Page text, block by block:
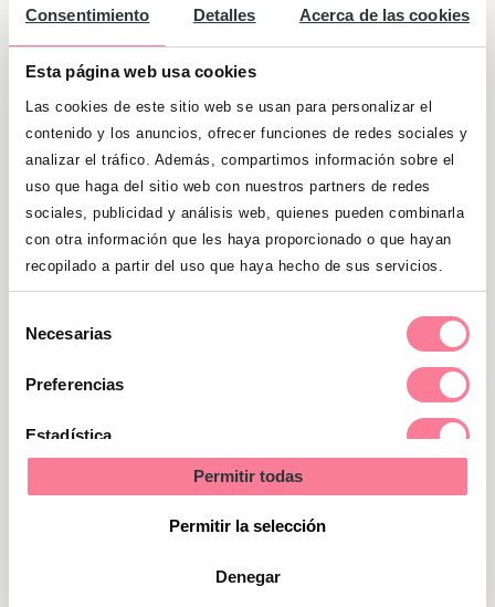
Consentimiento Detalles Acerca de las cookies
Esta página web usa cookies
Las cookies de este sitio web se usan para personalizar el
contenido y los anuncios, ofrecer funciones de redes sociales y
analizar el tráfico. Además, compartimos información sobre el
uso que haga del sitio web con nuestros partners de redes
sociales, publicidad y análisis web, quienes pueden combinarla
con otra información que les haya proporcionado o que hayan
recopilado a partir del uso que haya hecho de sus servicios.
Necesarias
Preferencias
Estadística
Permitir todas
Permitir la selección
Denegar
revisten de gravedad, pero nuestro bebé
no tiene forma de hacernos saber lo que
le pasa . Entonces llora, claro.
¿Sirve dejarlos llorar?
¿Qué hay que hacer cuándo el